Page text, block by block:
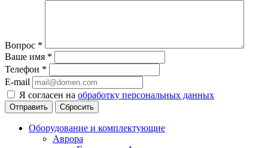
Вопрос *
Ваше имя *
Телефон *
E-mail
Я согласен на обработку персональных данных
Сбросить
Оборудование и комплектующие
Аврора